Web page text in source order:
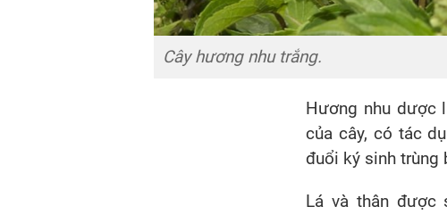
Cây hương nhu trắng.
Hương nhu dược
của cây, có tác
đuổi ký sinh trùng
Lá và thân được